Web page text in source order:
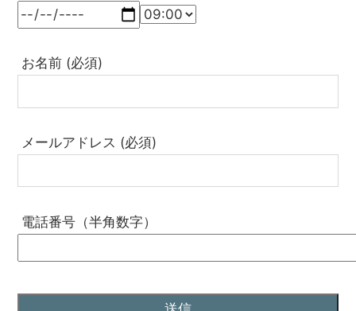
お名前 (必須)
メールアドレス (必須)
電話番号（半角数字）